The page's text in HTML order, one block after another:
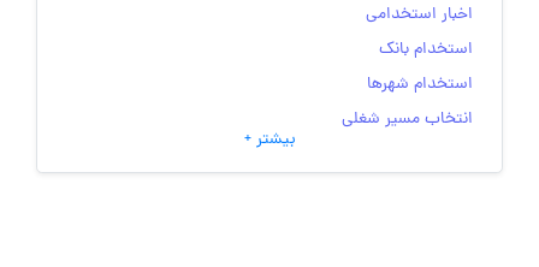
اخبار استخدامی
استخدام بانک
استخدام شهرها
انتخاب مسیر شغلی
به‌روزرسانی‌های سایت (کارجویی)
بیشتر +